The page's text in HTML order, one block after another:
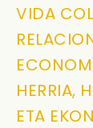
VIDA
HERRIA,
ETA